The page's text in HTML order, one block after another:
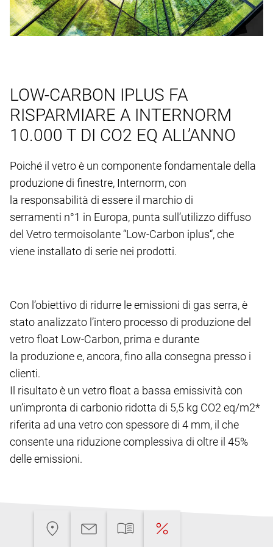
LOW-CARBON IPLUS FA
RISPARMIARE A INTERNORM
10.000 T DI CO2 EQ ALL’ANNO
Poiché il vetro è un componente fondamentale della
produzione di finestre, Internorm, con
la responsabilità di essere il marchio di
serramenti n°1 in Europa, punta sull’utilizzo diffuso
del Vetro termoisolante “Low-Carbon iplus“, che
viene installato di serie nei prodotti.
Con l’obiettivo di ridurre le emissioni di gas serra, è
stato analizzato l’intero processo di produzione del
vetro float Low-Carbon, prima e durante
la produzione e, ancora, fino alla consegna presso i
clienti.
Il risultato è un vetro float a bassa emissività con
un’impronta di carbonio ridotta di 5,5 kg CO2 eq/m2*
riferita ad una vetro con spessore di 4 mm, il che
consente una riduzione complessiva di oltre il 45%
delle emissioni.